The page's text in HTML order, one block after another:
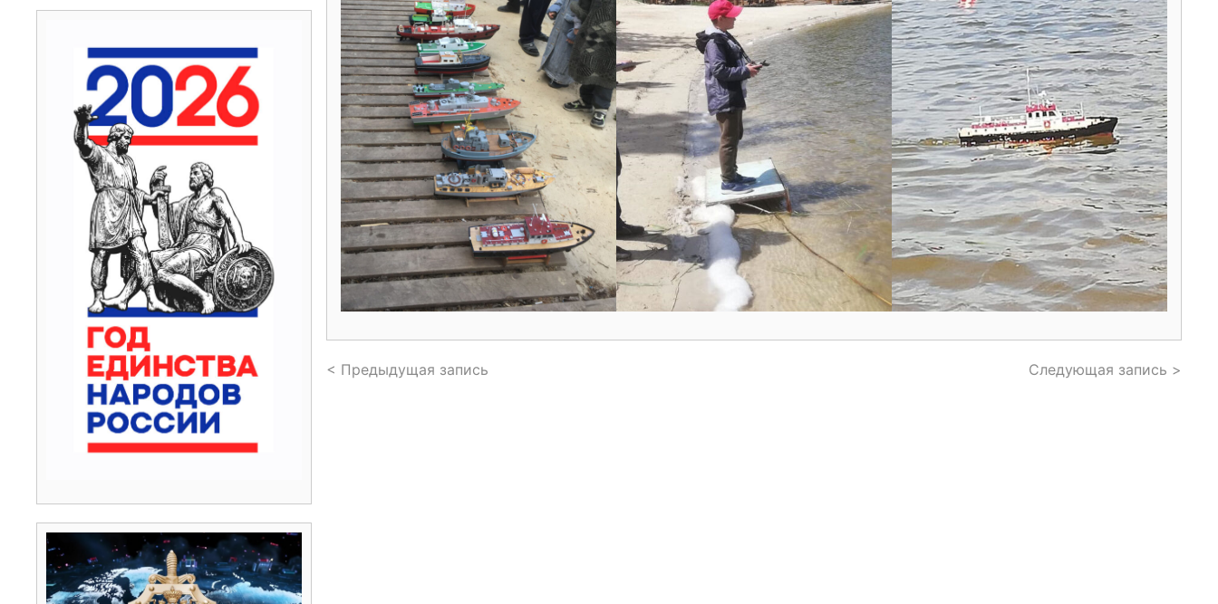
< Предыдущая запись Следующая запись >